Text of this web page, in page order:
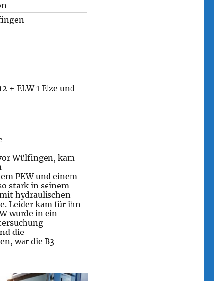
+ ELW 1 Elze und
Wülfingen, kam
PKW und einem
stark in seinem
hydraulischen
Leider kam für ihn
wurde in ein
die
war die B3